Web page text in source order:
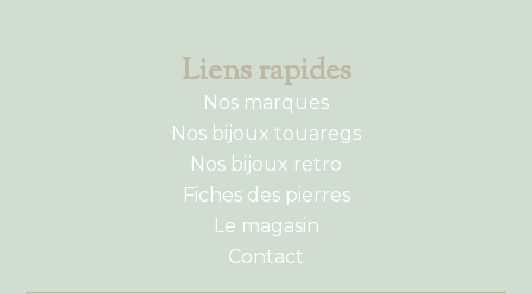
Liens rapides
Nos marques
Nos bijoux touaregs
Nos bijoux retro
Fiches des pierres
Le magasin
Contact